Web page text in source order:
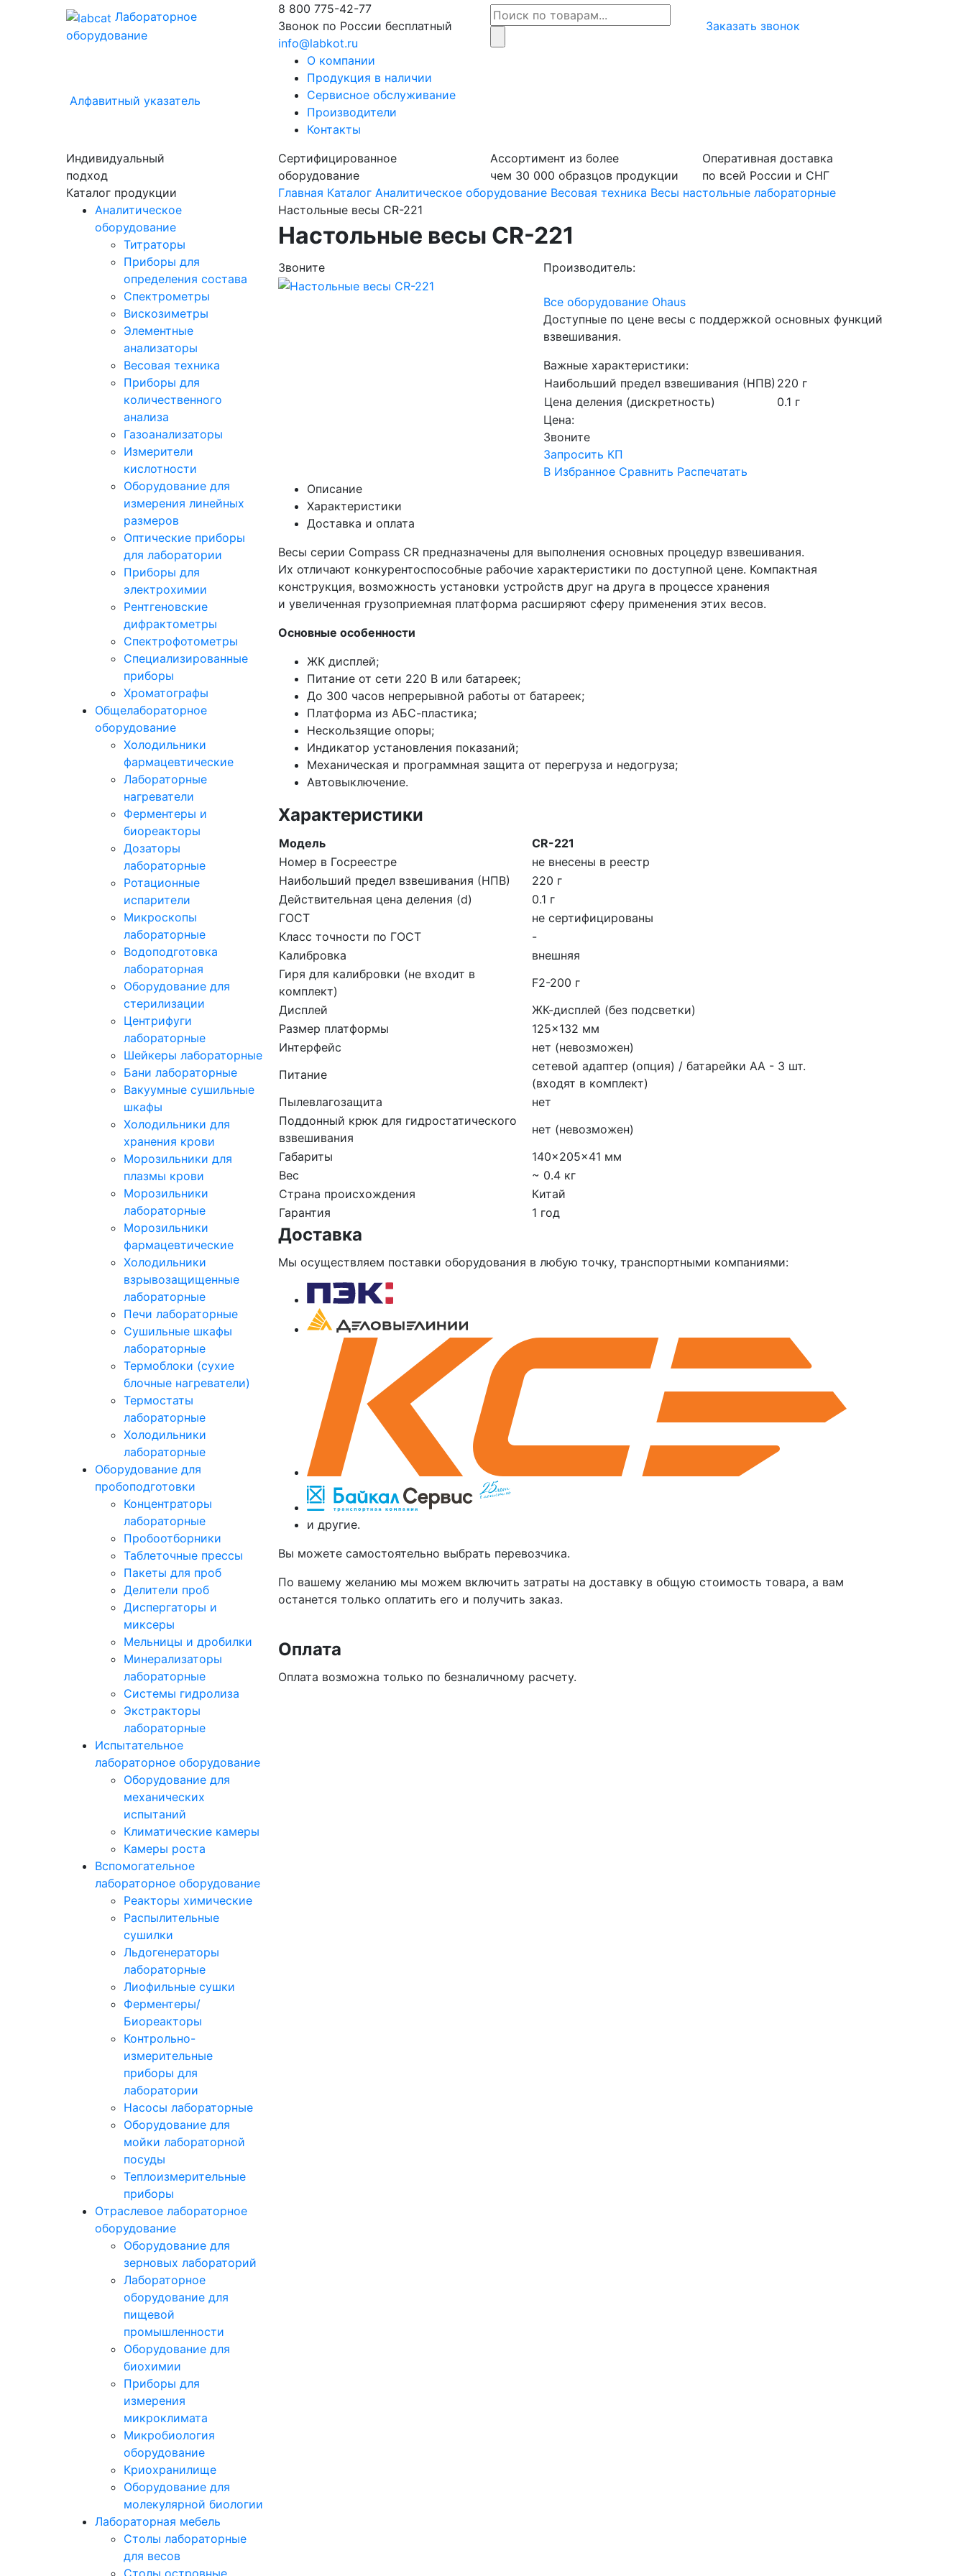
Лабораторное
оборудование
8 800 775-42-77
Звонок по России бесплатный
info@labkot.ru
Заказать звонок
Алфавитный указатель
О компании
Продукция в наличии
Сервисное обслуживание
Производители
Контакты
Индивидуальный
подход
Сертифицированное
оборудование
Ассортимент из более
чем 30 000 образцов продукции
Оперативная доставка
по всей России и СНГ
Каталог продукции
Аналитическое
оборудование
Титраторы
Приборы для
определения состава
Спектрометры
Вискозиметры
Элементные
анализаторы
Весовая техника
Приборы для
количественного
анализа
Газоанализаторы
Измерители
кислотности
Оборудование для
измерения линейных
размеров
Оптические приборы
для лаборатории
Приборы для
электрохимии
Рентгеновские
дифрактометры
Спектрофотометры
Специализированные
приборы
Хроматографы
Общелабораторное
оборудование
Холодильники
фармацевтические
Лабораторные
нагреватели
Ферментеры и
биореакторы
Дозаторы
лабораторные
Ротационные
испарители
Микроскопы
лабораторные
Водоподготовка
лабораторная
Оборудование для
стерилизации
Центрифуги
лабораторные
Шейкеры лабораторные
Бани лабораторные
Вакуумные сушильные
шкафы
Холодильники для
хранения крови
Морозильники для
плазмы крови
Морозильники
лабораторные
Морозильники
фармацевтические
Холодильники
взрывозащищенные
лабораторные
Печи лабораторные
Сушильные шкафы
лабораторные
Термоблоки (сухие
блочные нагреватели)
Термостаты
лабораторные
Холодильники
лабораторные
Оборудование для
пробоподготовки
Концентраторы
лабораторные
Пробоотборники
Таблеточные прессы
Пакеты для проб
Делители проб
Диспергаторы и
миксеры
Мельницы и дробилки
Минерализаторы
лабораторные
Системы гидролиза
Экстракторы
лабораторные
Испытательное
лабораторное оборудование
Оборудование для
механических
испытаний
Климатические камеры
Камеры роста
Вспомогательное
лабораторное оборудование
Реакторы химические
Распылительные
сушилки
Льдогенераторы
лабораторные
Лиофильные сушки
Ферментеры/
Биореакторы
Контрольно-
измерительные
приборы для
лаборатории
Насосы лабораторные
Оборудование для
мойки лабораторной
посуды
Теплоизмерительные
приборы
Отраслевое лабораторное
оборудование
Оборудование для
зерновых лабораторий
Лабораторное
оборудование для
пищевой
промышленности
Оборудование для
биохимии
Приборы для
измерения
микроклимата
Микробиология
оборудование
Криохранилище
Оборудование для
молекулярной биологии
Лабораторная мебель
Столы лабораторные
для весов
Столы островные
Главная Каталог Аналитическое оборудование Весовая техника Весы настольные лабораторные
Настольные весы CR-221
Настольные весы CR-221
Звоните Производитель:
Все оборудование Ohaus
Доступные по цене весы с поддержкой основных функций
взвешивания.
Важные характеристики:
Наибольший предел взвешивания (НПВ) 220 г
Цена деления (дискретность)
0.1 г
Цена:
Звоните
Запросить КП
В Избранное Сравнить Распечатать
Описание
Характеристики
Доставка и оплата
Весы серии Compass CR предназначены для выполнения основных процедур взвешивания.
Их отличают конкурентоспособные рабочие характеристики по доступной цене. Компактная
конструкция, возможность установки устройств друг на друга в процессе хранения
и увеличенная грузоприемная платформа расширяют сферу применения этих весов.
Основные особенности
ЖК дисплей;
Питание от сети 220 В или батареек;
До 300 часов непрерывной работы от батареек;
Платформа из АБС-пластика;
Нескользящие опоры;
Индикатор установления показаний;
Механическая и программная защита от перегруза и недогруза;
Автовыключение.
Характеристики
Модель
CR-221
Номер в Госреестре
не внесены в реестр
Наибольший предел взвешивания (НПВ)
220 г
Действительная цена деления (d)
0.1 г
ГОСТ
не сертифицированы
Класс точности по ГОСТ
-
Калибровка
внешняя
Гиря для калибровки (не входит в
комплект)
F2-200 г
Дисплей
ЖК-дисплей (без подсветки)
Размер платформы
125×132 мм
Интерфейс
нет (невозможен)
Питание
сетевой адаптер (опция) / батарейки АА - 3 шт.
(входят в комплект)
Пылевлагозащита
нет
Поддонный крюк для гидростатического
взвешивания
нет (невозможен)
Габариты
140×205×41 мм
Вес
~ 0.4 кг
Страна происхождения
Китай
Гарантия
1 год
Доставка
Мы осуществляем поставки оборудования в любую точку, транспортными компаниями:
и другие.
Вы можете самостоятельно выбрать перевозчика.
По вашему желанию мы можем включить затраты на доставку в общую стоимость товара, а вам
останется только оплатить его и получить заказ.
Оплата
Оплата возможна только по безналичному расчету.